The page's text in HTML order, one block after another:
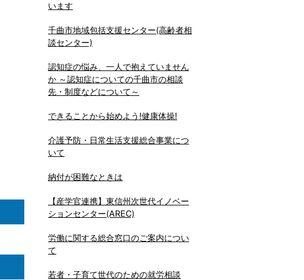
います
千曲市地域包括支援センター(高齢者相
談センター)
認知症の悩み、一人で抱えていません
か ～認知症についての千曲市の相談
先・制度などについて～
できることから始めよう!健康体操!
介護予防・日常生活支援総合事業につ
いて
納付が困難なときは
【産学官連携】東信州次世代イノベー
ションセンター(AREC)
労働に関する総合窓口のご案内につい
て
若者・子育て世代のための就労相談